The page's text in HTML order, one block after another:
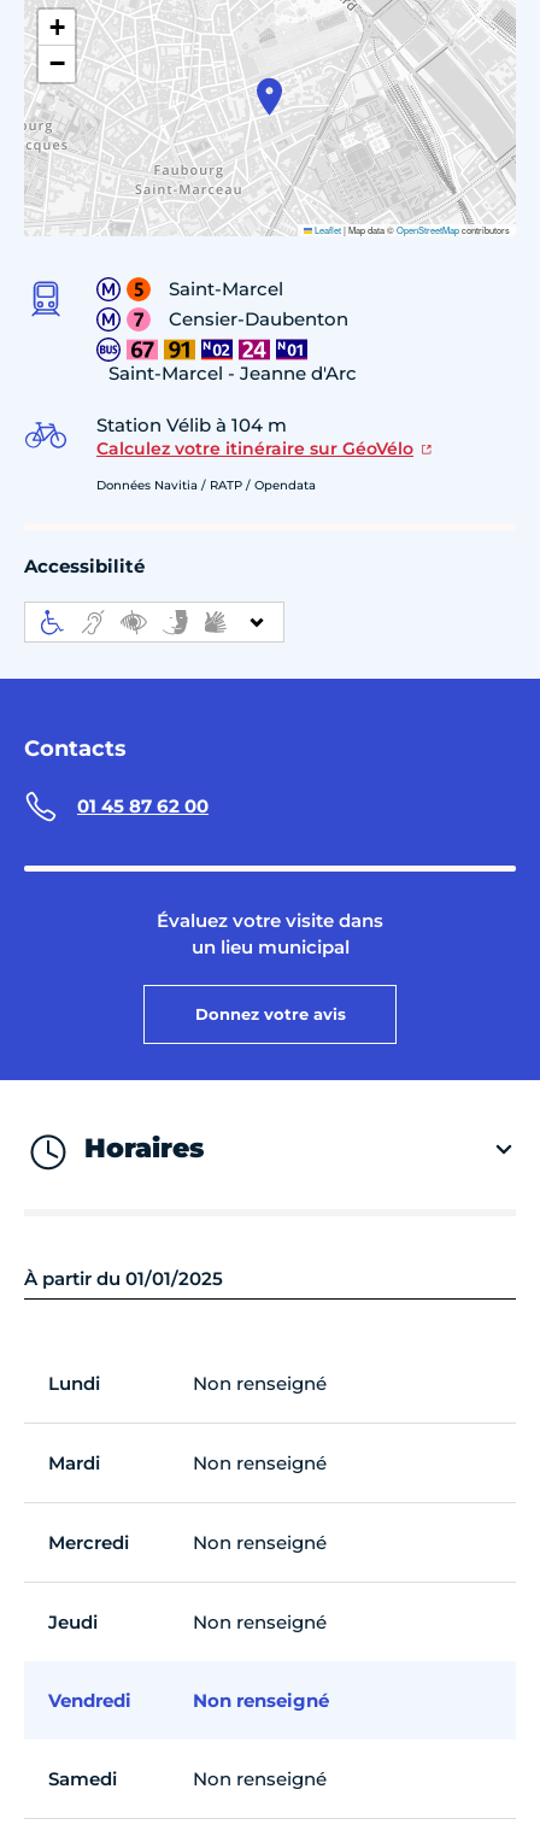
+
−
Leaflet|Map data ©OpenStreetMapcontributors
Saint-Marcel
Censier-Daubenton
Saint-Marcel - Jeanne d'Arc
Station Vélib à 104 m
Calculez votre itinéraire sur GéoVélo
Données Navitia / RATP / Opendata
Accessibilité
Contacts
01 45 87 62 00
Évaluez votre visite dans
un lieu municipal
Donnez votre avis
Horaires
À partir du 01/01/2025
Lundi Non renseigné
Mardi Non renseigné
Mercredi Non renseigné
Jeudi Non renseigné
Vendredi Non renseigné
Samedi Non renseigné